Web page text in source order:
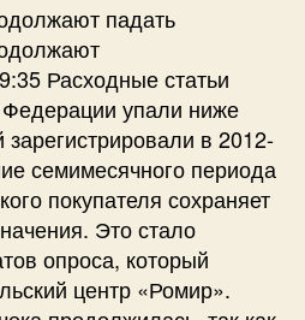
падать
Расходные статьи
упали ниже
зарегистрировали в 2012-
семимесячного периода
покупателя сохраняет
Это стало
опроса, который
центр «Ромир».